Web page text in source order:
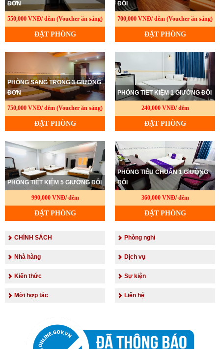
ĐƠN
550,000 VNĐ/ đêm (Voucher ăn sáng)
ĐẶT PHÒNG
ĐÔI
700,000 VNĐ/ đêm (Voucher ăn sáng)
ĐẶT PHÒNG
PHÒNG SANG TRỌNG 3 GIƯỜNG
ĐƠN
750,000 VNĐ/ đêm (Voucher ăn sáng)
ĐẶT PHÒNG
PHÒNG TIẾT KIỆM 1 GIƯỜNG ĐÔI
240,000 VNĐ/ đêm
ĐẶT PHÒNG
PHÒNG TIẾT KIỆM 5 GIƯỜNG ĐÔI
990,000 VNĐ/ đêm
ĐẶT PHÒNG
PHÒNG TIÊU CHUẨN 1 GIƯỜNG
ĐÔI
360,000 VNĐ/ đêm
ĐẶT PHÒNG
CHÍNH SÁCH Phòng nghỉ
Nhà hàng Dịch vụ
Kiến thức Sự kiện
Mời hợp tác Liên hệ